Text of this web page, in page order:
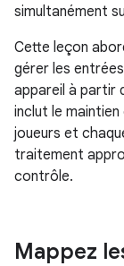
simultanément
Cette leçon
gérer les
appareil à partir
inclut le
joueurs et
traitement
contrôle.
Mappez